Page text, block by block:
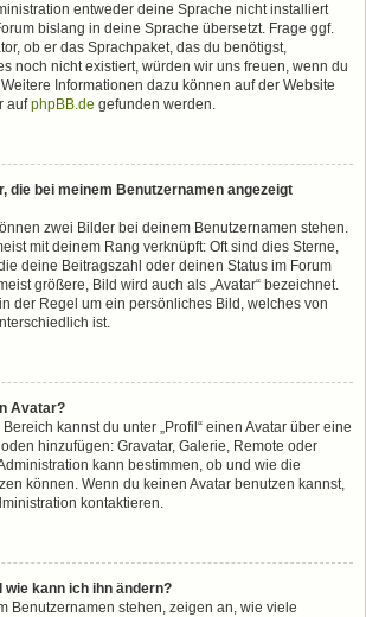
entweder deine Sprache nicht installiert
bislang in deine Sprache übersetzt. Frage ggf.
ob er das Sprachpaket, das du benötigst,
noch nicht existiert, würden wir uns freuen, wenn du
Informationen dazu können auf der Website
aufphpBB.de gefunden werden.
die bei meinem Benutzernamen angezeigt
zwei Bilder bei deinem Benutzernamen stehen.
mit deinem Rang verknüpft: Oft sind dies Sterne,
deine Beitragszahl oder deinen Status im Forum
größere, Bild wird auch als „Avatar“ bezeichnet.
der Regel um ein persönliches Bild, welches von
ist.
Avatar?
kannst du unter „Profil“ einen Avatar über eine
hinzufügen: Gravatar, Galerie, Remote oder
kann bestimmen, ob und wie die
können. Wenn du keinen Avatar benutzen kannst,
kontaktieren.
wie kann ich ihn ändern?
Benutzernamen stehen, zeigen an, wie viele